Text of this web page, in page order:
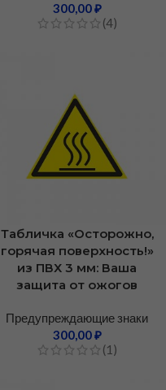
300,00₽
(4)
Табличка «Осторожно,
горячая поверхность!»
из ПВХ 3 мм: Ваша
защита от ожогов
Предупреждающие знаки
300,00₽
(1)